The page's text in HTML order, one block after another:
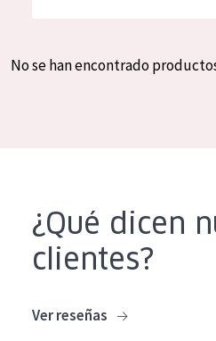
Crema de día
Crema de noche
Spanish
No se han encontrado
¿Qué dicen
clientes?
Ver reseñas